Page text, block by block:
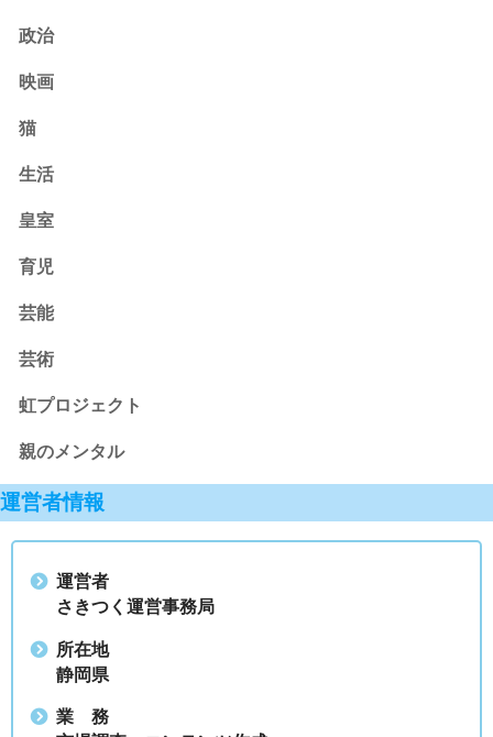
政治
映画
猫
生活
皇室
育児
芸能
芸術
虹プロジェクト
親のメンタル
運営者情報
運営者
さきつく運営事務局
所在地
静岡県
業 務